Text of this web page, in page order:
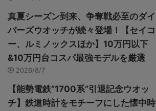
真夏シーズン到来、争奪戦必至のダイ
バーズウオッチが続々登場！【セイコ
ー、ルミノックスほか】10万円以下
&10万円台コスパ最強モデルを厳選
2026/8/7
【能勢電鉄“1700系”引退記念ウオッ
チ】鉄道時計をモチーフにした懐中時